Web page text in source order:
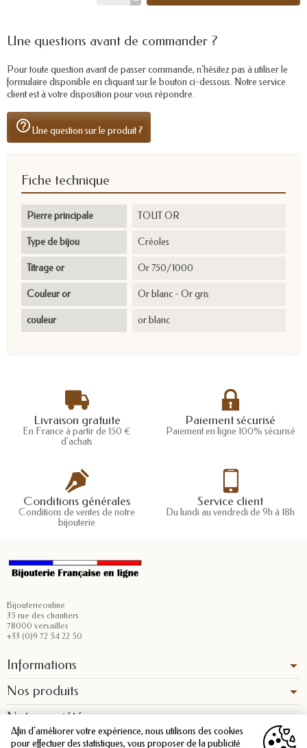
Une questions avant de commander ?
Pour toute question avant de passer commande, n'hésitez pas à utiliser le
formulaire disponible en cliquant sur le bouton ci-dessous. Notre service
client est à votre disposition pour vous répondre.
help_outlineUne question sur le produit ?
Fiche technique
Pierre principale TOUT OR
Type de bijou Créoles
Titrage or Or 750/1000
Couleur or Or blanc - Or gris
couleur or blanc
Livraison gratuite
En France à partir de 150 €
d'achats
Paiement sécurisé
Paiement en ligne 100% sécurisé
Conditions générales
Conditions de ventes de notre
bijouterie
Service client
Du lundi au vendredi de 9h à 18h
Bijouterieonline
35 rue des chantiers
78000 versailles
+33 (0)9 72 54 22 50
Informations
Nos produits
Notre société
Afin d'améliorer votre expérience, nous utilisons des cookies
pour effectuer des statistiques, vous proposer de la publicité